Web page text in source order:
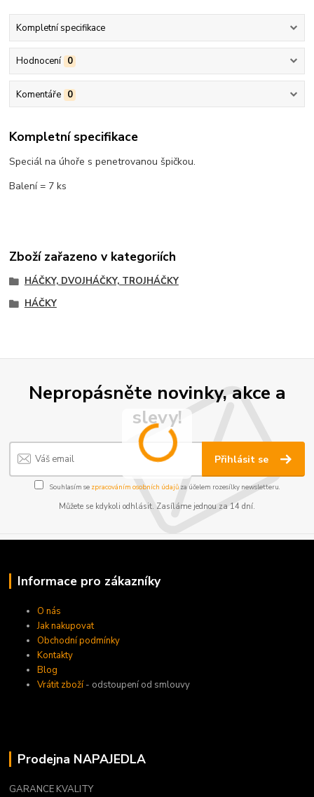
Kompletní specifikace
Hodnocení 0
Komentáře 0
Kompletní specifikace
Speciál na úhoře s penetrovanou špičkou.
Balení = 7 ks
Zboží zařazeno v kategoriích
HÁČKY, DVOJHÁČKY, TROJHÁČKY
HÁČKY
Nepropásněte novinky, akce a
slevy!
Přihlásit se
Souhlasím se zpracováním osobních údajůza účelem rozesílky newsletteru.
Můžete se kdykoli odhlásit. Zasíláme jednou za 14 dní.
Informace pro zákazníky
O nás
Jak nakupovat
Obchodní podmínky
Kontakty
Blog
Vrátit zboží - odstoupení od smlouvy
Prodejna NAPAJEDLA
GARANCE KVALITY